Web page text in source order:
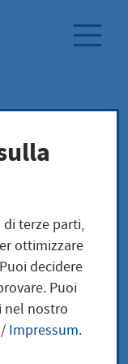
-
terze parti,
ottimizzare
decidere
Puoi
nel nostro
Impressum.